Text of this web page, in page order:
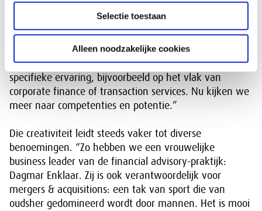
Selectie toestaan
Alleen noodzakelijke cookies
accenten anders. “Wil je meer kansen voor vrouwen
en andere minderheden, dan moet je anders kijken
naar talent. Dat doet een beroep op onze creativiteit.
Neem promoties. Voorheen gingen we op zoek naar
specifieke ervaring, bijvoorbeeld op het vlak van
corporate finance of transaction services. Nu kijken we
meer naar competenties en potentie.”
Die creativiteit leidt steeds vaker tot diverse
benoemingen. “Zo hebben we een vrouwelijke
business leader van de financial advisory-praktijk:
Dagmar Enklaar. Zij is ook verantwoordelijk voor
mergers & acquisitions: een tak van sport die van
oudsher gedomineerd wordt door mannen. Het is mooi